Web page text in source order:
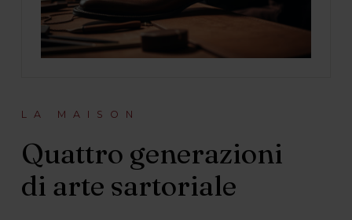
LA MAISON
Quattro generazioni
di arte sartoriale